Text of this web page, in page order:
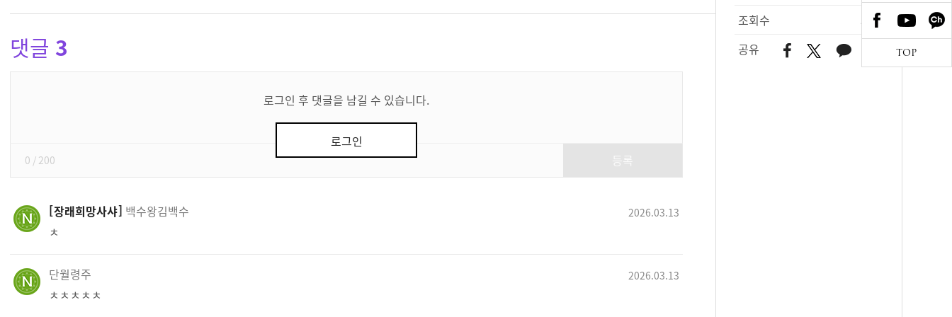
조회수
527
공유
댓글 3
로그인 후 댓글을 남길 수 있습니다.
로그인
0 / 200
장래희망사샤 백수왕김백수 2026.03.13
ㅊ
단월령주 2026.03.13
ㅊㅊㅊㅊㅊ
TOP